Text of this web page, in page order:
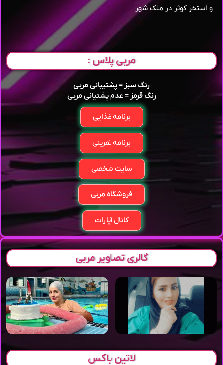
و استخر کوثر در ملک شهر
مربی پلاس :
رنگ سبز = پشتیبانی مربی
رنگ قرمز = عدم پشتیانی مربی
برنامه غذایی
برنامه تمرینی
سایت شخصی
فروشگاه مربی
کانال آپارات
گالری تصاویر مربی
لاتین باکس